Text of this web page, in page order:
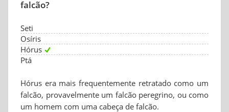
falcão?
Seti
Osíris
Hórus
Ptá
Hórus era mais frequentemente retratado como um
falcão, provavelmente um falcão peregrino, ou como
um homem com uma cabeça de falcão.